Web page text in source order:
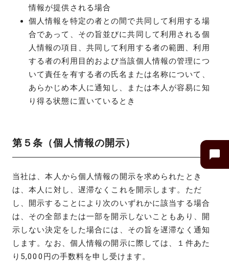
情報が提供される場合
個人情報を特定の者との間で共同して利用する場
合であって、その旨並びに共同して利用される個
人情報の項目、共同して利用する者の範囲、利用
する者の利用目的および当該個人情報の管理につ
いて責任を有する者の氏名または名称について、
あらかじめ本人に通知し、または本人が容易に知
り得る状態に置いているとき
第５条（個人情報の開示）
当社は、本人から個人情報の開示を求められたとき
は、本人に対し、遅滞なくこれを開示します。ただ
し、開示することにより次のいずれかに該当する場合
は、その全部または一部を開示しないこともあり、開
示しない決定をした場合には、その旨を遅滞なく通知
します。なお、個人情報の開示に際しては、１件あた
り5,000円の手数料を申し受けます。